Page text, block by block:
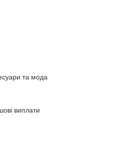
та мода
виплати